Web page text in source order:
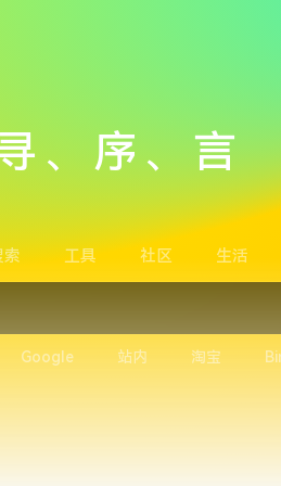
、序、言
索 工具 社区 生活
Google 站内 淘宝